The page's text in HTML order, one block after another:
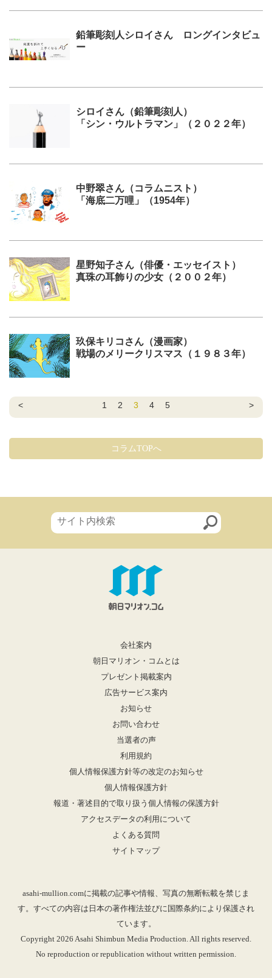
鉛筆彫刻人シロイさん ロングインタビュ
ー
シロイさん（鉛筆彫刻人）
「シン・ウルトラマン」（２０２２年）
中野翠さん（コラムニスト）
「海底二万哩」（1954年）
星野知子さん（俳優・エッセイスト）
真珠の耳飾りの少女（２００２年）
玖保キリコさん（漫画家）
戦場のメリークリスマス（１９８３年）
< 1 2 3 4 5 >
コラムTOPへ
会社案内
朝日マリオン・コムとは
プレゼント掲載案内
広告サービス案内
お知らせ
お問い合わせ
当選者の声
利用規約
個人情報保護方針等の改定のお知らせ
個人情報保護方針
報道・著述目的で取り扱う個人情報の保護方針
アクセスデータの利用について
よくある質問
サイトマップ
asahi-mullion.comに掲載の記事や情報、写真の無断転載を禁じま
す。すべての内容は日本の著作権法並びに国際条約により保護され
ています。
Copyright 2026 Asahi Shimbun Media Production. All rights reserved.
No reproduction or republication without written permission.